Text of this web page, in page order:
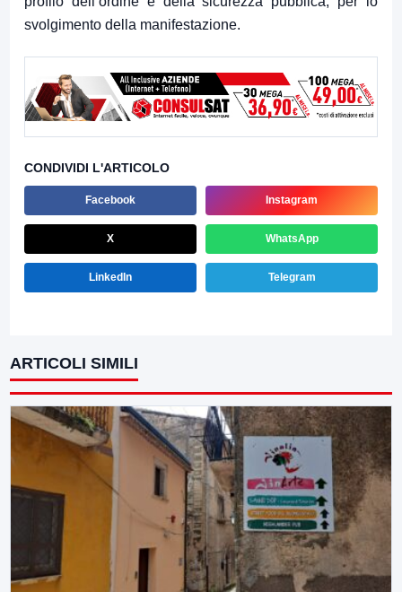
svolgimento della manifestazione.
CONDIVIDI L'ARTICOLO
Facebook Instagram
X WhatsApp
LinkedIn Telegram
ARTICOLI SIMILI